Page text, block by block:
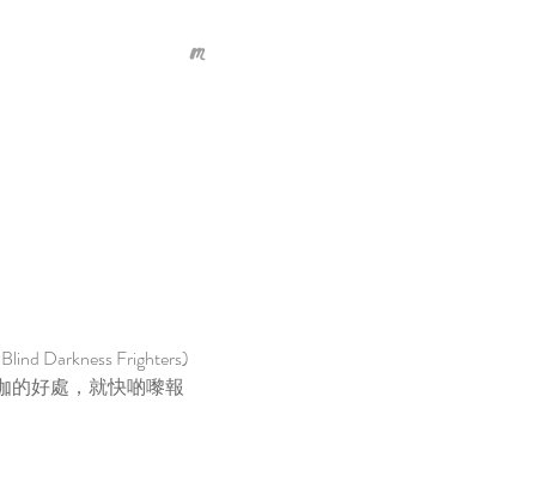
Darkness Frighters)
的好處，就快啲嚟報